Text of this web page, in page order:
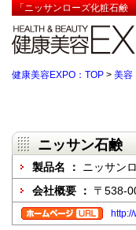
「ニッサンローズ化粧石鹸
健康美容EXPO：TOP > 美容
ニッサン石鹸
製品名 ： ニッサン
会社概要 ： 〒538-